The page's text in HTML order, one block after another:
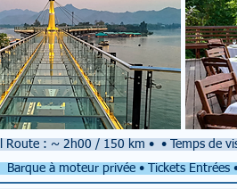
Route : ~ 2h00 / 150 km • • Temps de
Barque à moteur privée • Tickets Entrées